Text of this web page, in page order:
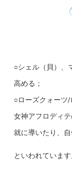
○シェル（貝）、
高める；
○ローズクォーツ
女神アフロディ
就に導いたり、
といわれています